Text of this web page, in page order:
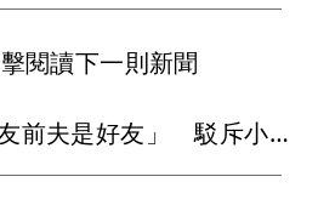
閱讀下一則新聞
姜厚任自爆「和女友前夫是好友」 駁斥小三傳言：你在講三小？